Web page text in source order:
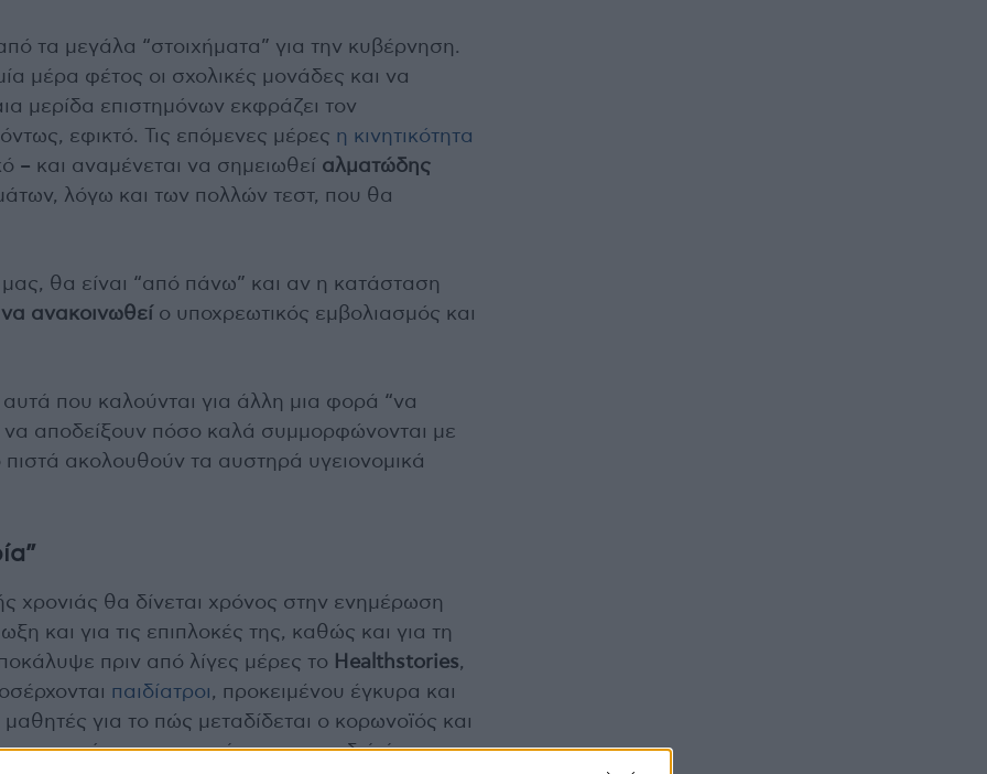
τα μεγάλα “στοιχήματα” για την κυβέρνηση.
μέρα φέτος οι σχολικές μονάδες και να
μερίδα επιστημόνων εκφράζει τον
εφικτό. Τις επόμενες μέρες η κινητικότητα
– και αναμένεται να σημειωθεί αλματώδης
λόγω και των πολλών τεστ, που θα
θα είναι “από πάνω” και αν η κατάσταση
ανακοινωθεί ο υποχρεωτικός εμβολιασμός και
αυτά που καλούνται για άλλη μια φορά “να
να αποδείξουν πόσο καλά συμμορφώνονται με
πιστά ακολουθούν τα αυστηρά υγειονομικά
χρονιάς θα δίνεται χρόνος στην ενημέρωση
και για τις επιπλοκές της, καθώς και για τη
πριν από λίγες μέρες το Healthstories,
παιδίατροι, προκειμένου έγκυρα και
για το πώς μεταδίδεται ο κορωνοϊός και
και συστήνεται να το κάνουν τα παιδιά άνω των